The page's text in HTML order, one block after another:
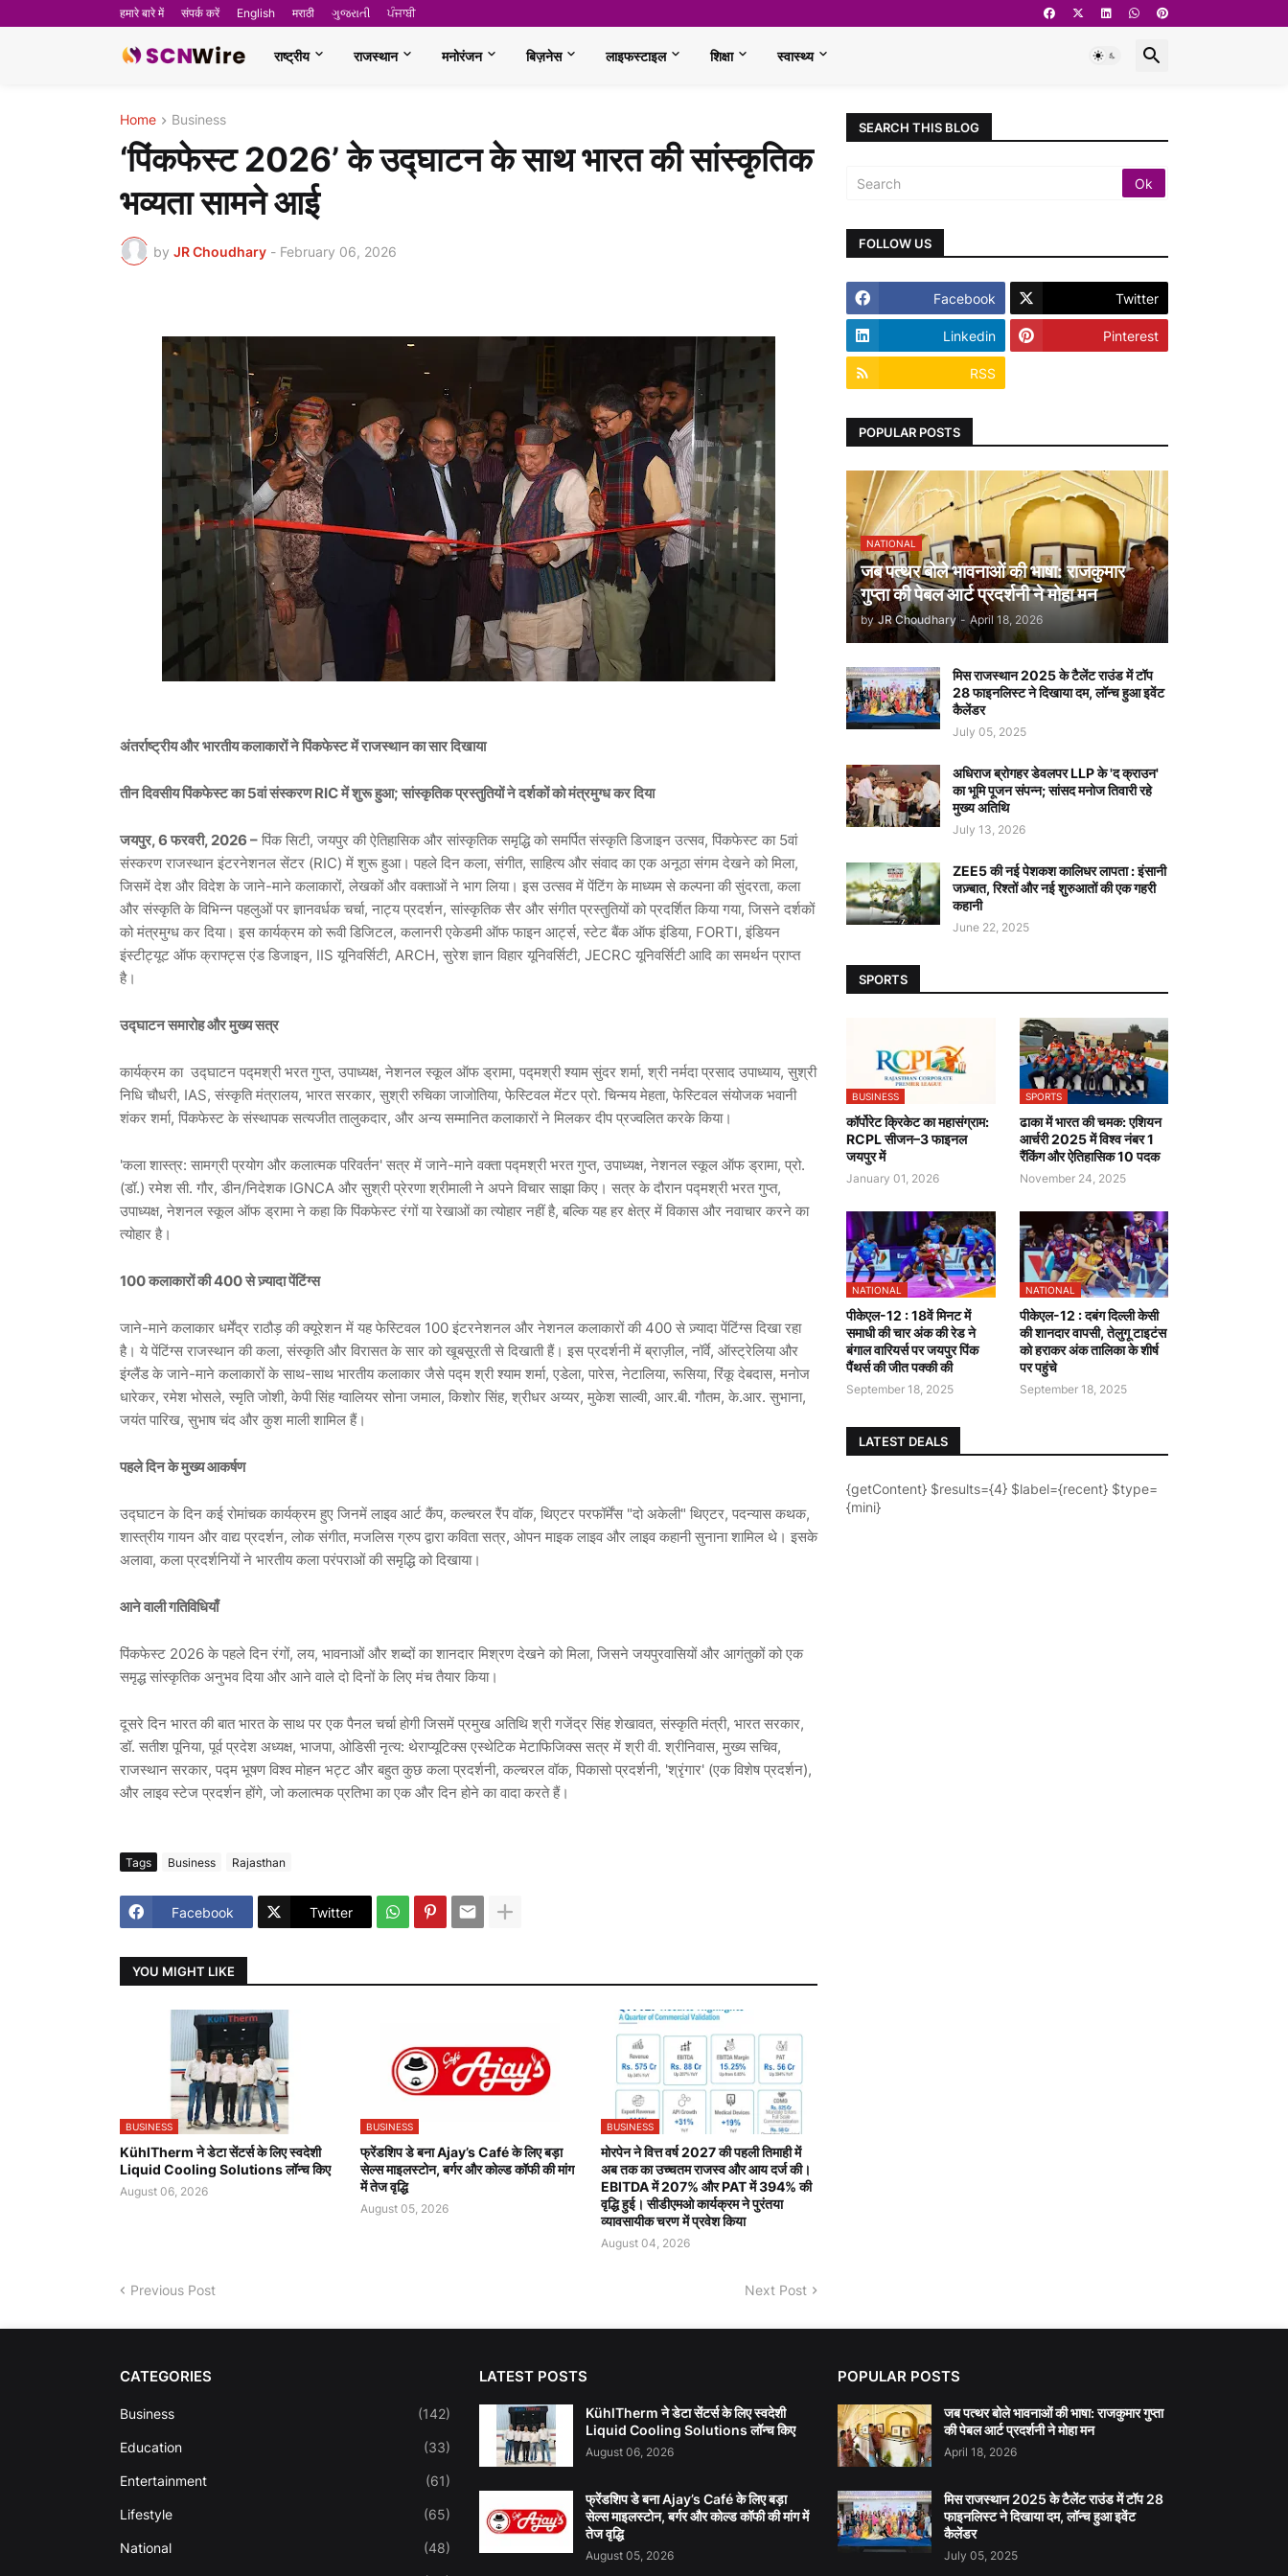
हमारे बारे में संपर्क करें English मराठी ગુજરાતી ਪੰਜਾਬੀ
राष्ट्रीय राजस्थान मनोरंजन बिज़नेस लाइफस्टाइल शिक्षा स्वास्थ्य
Home Business
‘पिंकफेस्ट 2026’ के उद्घाटन के साथ भारत की सांस्कृतिक
भव्यता सामने आई
by JR Choudhary - February 06, 2026
अंतर्राष्ट्रीय और भारतीय कलाकारों ने पिंकफेस्ट में राजस्थान का सार दिखाया
तीन दिवसीय पिंकफेस्ट का 5वां संस्करण RIC में शुरू हुआ; सांस्कृतिक प्रस्तुतियों ने दर्शकों को मंत्रमुग्ध कर दिया
जयपुर, 6 फरवरी, 2026 – पिंक सिटी, जयपुर की ऐतिहासिक और सांस्कृतिक समृद्धि को समर्पित संस्कृति डिजाइन उत्सव, पिंकफेस्ट का 5वां
संस्करण राजस्थान इंटरनेशनल सेंटर (RIC) में शुरू हुआ। पहले दिन कला, संगीत, साहित्य और संवाद का एक अनूठा संगम देखने को मिला,
जिसमें देश और विदेश के जाने-माने कलाकारों, लेखकों और वक्ताओं ने भाग लिया। इस उत्सव में पेंटिंग के माध्यम से कल्पना की सुंदरता, कला
और संस्कृति के विभिन्न पहलुओं पर ज्ञानवर्धक चर्चा, नाट्य प्रदर्शन, सांस्कृतिक सैर और संगीत प्रस्तुतियों को प्रदर्शित किया गया, जिसने दर्शकों
को मंत्रमुग्ध कर दिया। इस कार्यक्रम को रूवी डिजिटल, कलानरी एकेडमी ऑफ फाइन आर्ट्स, स्टेट बैंक ऑफ इंडिया, FORTI, इंडियन
इंस्टीट्यूट ऑफ क्राफ्ट्स एंड डिजाइन, IIS यूनिवर्सिटी, ARCH, सुरेश ज्ञान विहार यूनिवर्सिटी, JECRC यूनिवर्सिटी आदि का समर्थन प्राप्त
है।
उद्घाटन समारोह और मुख्य सत्र
कार्यक्रम का उद्घाटन पद्मश्री भरत गुप्त, उपाध्यक्ष, नेशनल स्कूल ऑफ ड्रामा, पद्मश्री श्याम सुंदर शर्मा, श्री नर्मदा प्रसाद उपाध्याय, सुश्री
निधि चौधरी, IAS, संस्कृति मंत्रालय, भारत सरकार, सुश्री रुचिका जाजोतिया, फेस्टिवल मेंटर प्रो. चिन्मय मेहता, फेस्टिवल संयोजक भवानी
शंकर शर्मा, पिंकफेस्ट के संस्थापक सत्यजीत तालुकदार, और अन्य सम्मानित कलाकारों ने मिलकर दीप प्रज्वलित करके किया।
'कला शास्त्र: सामग्री प्रयोग और कलात्मक परिवर्तन' सत्र में जाने-माने वक्ता पद्मश्री भरत गुप्त, उपाध्यक्ष, नेशनल स्कूल ऑफ ड्रामा, प्रो.
(डॉ.) रमेश सी. गौर, डीन/निदेशक IGNCA और सुश्री प्रेरणा श्रीमाली ने अपने विचार साझा किए। सत्र के दौरान पद्मश्री भरत गुप्त,
उपाध्यक्ष, नेशनल स्कूल ऑफ ड्रामा ने कहा कि पिंकफेस्ट रंगों या रेखाओं का त्योहार नहीं है, बल्कि यह हर क्षेत्र में विकास और नवाचार करने का
त्योहार है।
100 कलाकारों की 400 से ज़्यादा पेंटिंग्स
जाने-माने कलाकार धर्मेंद्र राठौड़ की क्यूरेशन में यह फेस्टिवल 100 इंटरनेशनल और नेशनल कलाकारों की 400 से ज़्यादा पेंटिंग्स दिखा रहा
है। ये पेंटिंग्स राजस्थान की कला, संस्कृति और विरासत के सार को खूबसूरती से दिखाती हैं। इस प्रदर्शनी में ब्राज़ील, नॉर्वे, ऑस्ट्रेलिया और
इंग्लैंड के जाने-माने कलाकारों के साथ-साथ भारतीय कलाकार जैसे पद्म श्री श्याम शर्मा, एडेला, पारेस, नेटालिया, रूसिया, रिंकू देबदास, मनोज
धारेकर, रमेश भोसले, स्मृति जोशी, केपी सिंह ग्वालियर सोना जमाल, किशोर सिंह, श्रीधर अय्यर, मुकेश साल्वी, आर.बी. गौतम, के.आर. सुभाना,
जयंत पारिख, सुभाष चंद और कुश माली शामिल हैं।
पहले दिन के मुख्य आकर्षण
उद्घाटन के दिन कई रोमांचक कार्यक्रम हुए जिनमें लाइव आर्ट कैंप, कल्चरल रैंप वॉक, थिएटर परफॉर्मेंस "दो अकेली" थिएटर, पदन्यास कथक,
शास्त्रीय गायन और वाद्य प्रदर्शन, लोक संगीत, मजलिस ग्रुप द्वारा कविता सत्र, ओपन माइक लाइव और लाइव कहानी सुनाना शामिल थे। इसके
अलावा, कला प्रदर्शनियों ने भारतीय कला परंपराओं की समृद्धि को दिखाया।
आने वाली गतिविधियाँ
पिंकफेस्ट 2026 के पहले दिन रंगों, लय, भावनाओं और शब्दों का शानदार मिश्रण देखने को मिला, जिसने जयपुरवासियों और आगंतुकों को एक
समृद्ध सांस्कृतिक अनुभव दिया और आने वाले दो दिनों के लिए मंच तैयार किया।
दूसरे दिन भारत की बात भारत के साथ पर एक पैनल चर्चा होगी जिसमें प्रमुख अतिथि श्री गजेंद्र सिंह शेखावत, संस्कृति मंत्री, भारत सरकार,
डॉ. सतीश पूनिया, पूर्व प्रदेश अध्यक्ष, भाजपा, ओडिसी नृत्य: थेराप्यूटिक्स एस्थेटिक मेटाफिजिक्स सत्र में श्री वी. श्रीनिवास, मुख्य सचिव,
राजस्थान सरकार, पद्म भूषण विश्व मोहन भट्ट और बहुत कुछ कला प्रदर्शनी, कल्चरल वॉक, पिकासो प्रदर्शनी, 'श्रृंगार' (एक विशेष प्रदर्शन),
और लाइव स्टेज प्रदर्शन होंगे, जो कलात्मक प्रतिभा का एक और दिन होने का वादा करते हैं।
Tags Business Rajasthan
Facebook Twitter
YOU MIGHT LIKE
BUSINESS
KühlTherm ने डेटा सेंटर्स के लिए स्वदेशी
Liquid Cooling Solutions लॉन्च किए
August 06, 2026
BUSINESS
फ्रेंडशिप डे बना Ajay’s Café के लिए बड़ा
सेल्स माइलस्टोन, बर्गर और कोल्ड कॉफी की मांग
में तेज वृद्धि
August 05, 2026
BUSINESS
मोरपेन ने वित्त वर्ष 2027 की पहली तिमाही में
अब तक का उच्चतम राजस्व और आय दर्ज की।
EBITDA में 207% और PAT में 394% की
वृद्धि हुई। सीडीएमओ कार्यक्रम ने पुरंतया
व्यावसायीक चरण में प्रवेश किया
August 04, 2026
Previous Post Next Post
SEARCH THIS BLOG
FOLLOW US
Facebook Twitter
Linkedin Pinterest
RSS
POPULAR POSTS
NATIONAL
जब पत्थर बोले भावनाओं की भाषा: राजकुमार
गुप्ता की पेबल आर्ट प्रदर्शनी ने मोहा मन
by JR Choudhary - April 18, 2026
मिस राजस्थान 2025 के टैलेंट राउंड में टॉप
28 फाइनलिस्ट ने दिखाया दम, लॉन्च हुआ इवेंट
कैलेंडर
July 05, 2025
अधिराज ब्रोगहर डेवलपर LLP के 'द क्राउन'
का भूमि पूजन संपन्न; सांसद मनोज तिवारी रहे
मुख्य अतिथि
July 13, 2026
ZEE5 की नई पेशकश कालिधर लापता : इंसानी
जज़्बात, रिश्तों और नई शुरुआतों की एक गहरी
कहानी
June 22, 2025
SPORTS
BUSINESS
कॉर्पोरेट क्रिकेट का महासंग्राम:
RCPL सीजन–3 फाइनल
जयपुर में
January 01, 2026
SPORTS
ढाका में भारत की चमक: एशियन
आर्चरी 2025 में विश्व नंबर 1
रैंकिंग और ऐतिहासिक 10 पदक
November 24, 2025
NATIONAL
पीकेएल-12 : 18वें मिनट में
समाधी की चार अंक की रेड ने
बंगाल वारियर्स पर जयपुर पिंक
पैंथर्स की जीत पक्की की
September 18, 2025
NATIONAL
पीकेएल-12 : दबंग दिल्ली केसी
की शानदार वापसी, तेलुगू टाइटंस
को हराकर अंक तालिका के शीर्ष
पर पहुंचे
September 18, 2025
LATEST DEALS
{getContent} $results={4} $label={recent} $type=
{mini}
CATEGORIES
Business (142)
Education (33)
Entertainment (61)
Lifestyle (65)
National (48)
LATEST POSTS
KühlTherm ने डेटा सेंटर्स के लिए स्वदेशी
Liquid Cooling Solutions लॉन्च किए
August 06, 2026
फ्रेंडशिप डे बना Ajay’s Café के लिए बड़ा
सेल्स माइलस्टोन, बर्गर और कोल्ड कॉफी की मांग में
तेज वृद्धि
August 05, 2026
POPULAR POSTS
जब पत्थर बोले भावनाओं की भाषा: राजकुमार गुप्ता
की पेबल आर्ट प्रदर्शनी ने मोहा मन
April 18, 2026
मिस राजस्थान 2025 के टैलेंट राउंड में टॉप 28
फाइनलिस्ट ने दिखाया दम, लॉन्च हुआ इवेंट
कैलेंडर
July 05, 2025